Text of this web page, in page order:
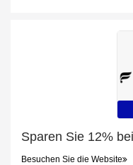
Besuchen Sie die Website